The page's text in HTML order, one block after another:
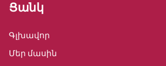
Ցանկ
Գլխավոր
Մեր մասին